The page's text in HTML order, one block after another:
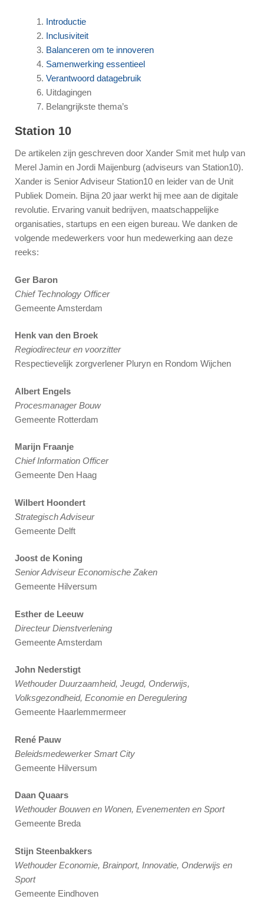
Introductie
Inclusiviteit
Balanceren om te innoveren
Samenwerking essentieel
Verantwoord datagebruik
Uitdagingen
Belangrijkste thema’s
Station 10
De artikelen zijn geschreven door Xander Smit met hulp van
Merel Jamin en Jordi Maijenburg (adviseurs van Station10).
Xander is Senior Adviseur Station10 en leider van de Unit
Publiek Domein. Bijna 20 jaar werkt hij mee aan de digitale
revolutie. Ervaring vanuit bedrijven, maatschappelijke
organisaties, startups en een eigen bureau. We danken de
volgende medewerkers voor hun medewerking aan deze
reeks:
Ger Baron
Chief Technology Officer
Gemeente Amsterdam
Henk van den Broek
Regiodirecteur en voorzitter
Respectievelijk zorgverlener Pluryn en Rondom Wijchen
Albert Engels
Procesmanager Bouw
Gemeente Rotterdam
Marijn Fraanje
Chief Information Officer
Gemeente Den Haag
Wilbert Hoondert
Strategisch Adviseur
Gemeente Delft
Joost de Koning
Senior Adviseur Economische Zaken
Gemeente Hilversum
Esther de Leeuw
Directeur Dienstverlening
Gemeente Amsterdam
John Nederstigt
Wethouder Duurzaamheid, Jeugd, Onderwijs,
Volksgezondheid, Economie en Deregulering
Gemeente Haarlemmermeer
René Pauw
Beleidsmedewerker Smart City
Gemeente Hilversum
Daan Quaars
Wethouder Bouwen en Wonen, Evenementen en Sport
Gemeente Breda
Stijn Steenbakkers
Wethouder Economie, Brainport, Innovatie, Onderwijs en
Sport
Gemeente Eindhoven